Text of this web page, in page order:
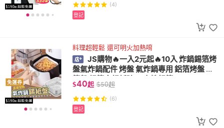
(4)
登記
免運券
料理超輕鬆 還可明火加熱唷
JS購物🔥一入2元起🔥10入 炸鍋錫箔烤
盤氣炸鍋配件 烤盤 氣炸鍋專用 鋁箔烤盤 鋁
箔盤 錫箔盒錫紙碗 一次性鋁箔
$40起 $50起
(6)
登記